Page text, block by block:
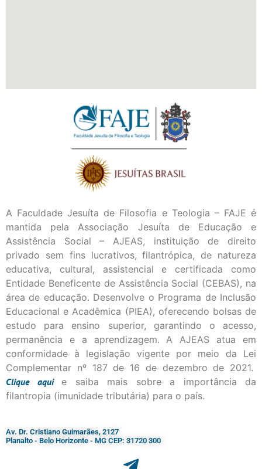
A Faculdade Jesuíta de Filosofia e Teologia – FAJE é
mantida pela Associação Jesuíta de Educação e
Assistência Social – AJEAS, instituição de direito
privado sem fins lucrativos, filantrópica, de natureza
educativa, cultural, assistencial e certificada como
Entidade Beneficente de Assistência Social (CEBAS), na
área de educação. Desenvolve o Programa de Inclusão
Educacional e Acadêmica (PIEA), oferecendo bolsas de
estudo para ensino superior, garantindo o acesso,
permanência e a aprendizagem. A AJEAS atua em
conformidade à legislação vigente por meio da Lei
Complementar nº 187 de 16 de dezembro de 2021.
Cliqueaqui
e saiba mais sobre a importância da
filantropia (imunidade tributária) para o país.
Av. Dr. Cristiano Guimarães, 2127
Planalto - Belo Horizonte - MG CEP: 31720 300